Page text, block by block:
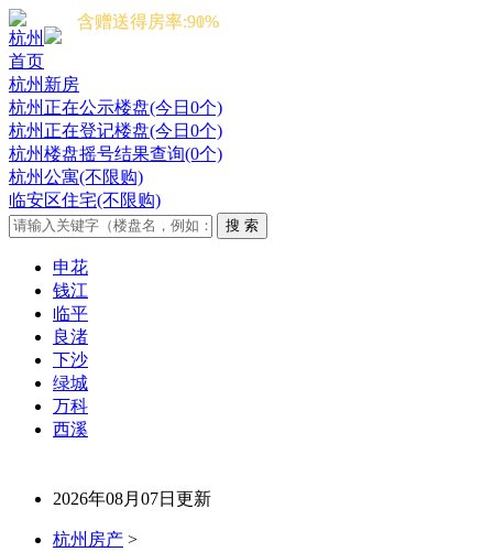
杭州
首页
杭州新房
杭州正在公示楼盘(今日0个)
杭州正在登记楼盘(今日0个)
杭州楼盘摇号结果查询(0个)
杭州公寓(不限购)
临安区住宅(不限购)
申花
钱江
临平
良渚
下沙
绿城
万科
西溪
2026年08月07日更新
杭州房产 >
含赠送得房率:91%
含赠送得房率:90%